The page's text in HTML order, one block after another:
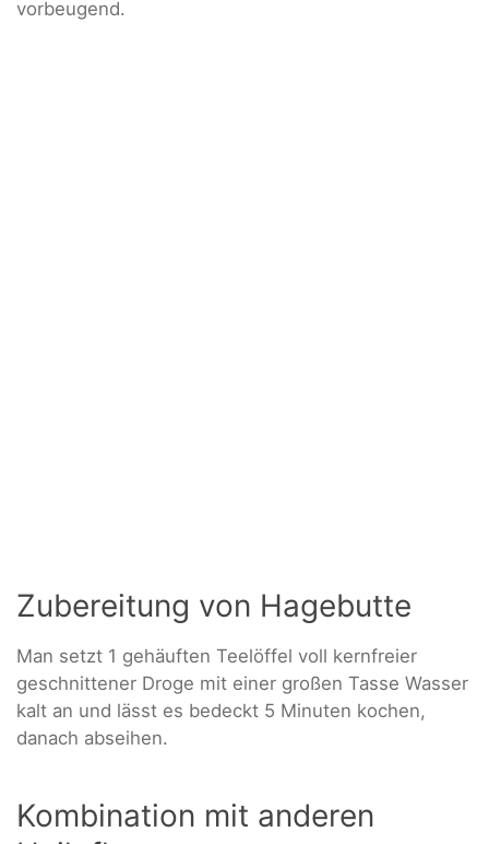
vorbeugend.
Zubereitung von Hagebutte
Man setzt 1 gehäuften Teelöffel voll kernfreier
geschnittener Droge mit einer großen Tasse Wasser
kalt an und lässt es bedeckt 5 Minuten kochen,
danach abseihen.
Kombination mit anderen